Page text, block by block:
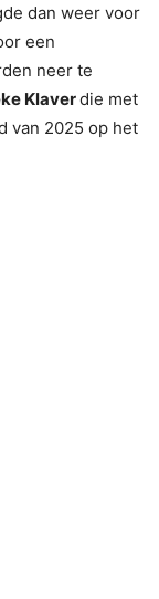
dan weer voor
een
neer te
Klaverdie met
van 2025 op het